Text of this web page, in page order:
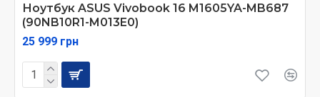
Ноутбук ASUS Vivobook 16 M1605YA-MB687
(90NB10R1-M013E0)
25 999 грн